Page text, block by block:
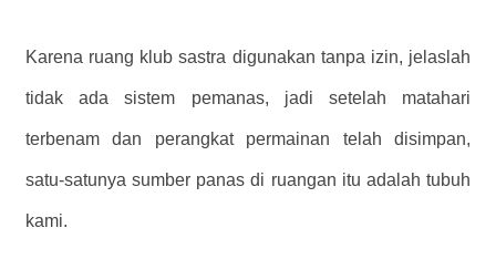
Karena ruang klub sastra digunakan tanpa izin, jelaslah
tidak ada sistem pemanas, jadi setelah matahari
terbenam dan perangkat permainan telah disimpan,
satu-satunya sumber panas di ruangan itu adalah tubuh
kami.